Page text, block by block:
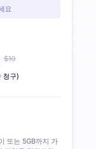
요
$10
청구)
또는 5GB까지 가